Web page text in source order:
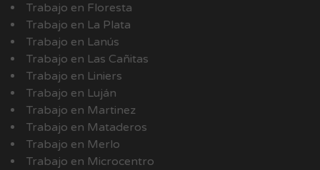
Trabajo en Floresta
Trabajo en La Plata
Trabajo en Lanús
Trabajo en Las Cañitas
Trabajo en Liniers
Trabajo en Luján
Trabajo en Martinez
Trabajo en Mataderos
Trabajo en Merlo
Trabajo en Microcentro